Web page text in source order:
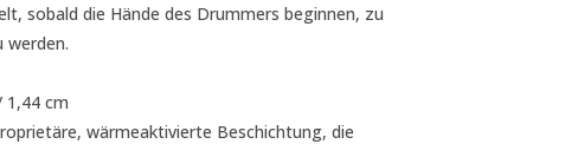
sobald die Hände des Drummers beginnen, zu
werden.
1,44 cm
wärmeaktivierte Beschichtung, die